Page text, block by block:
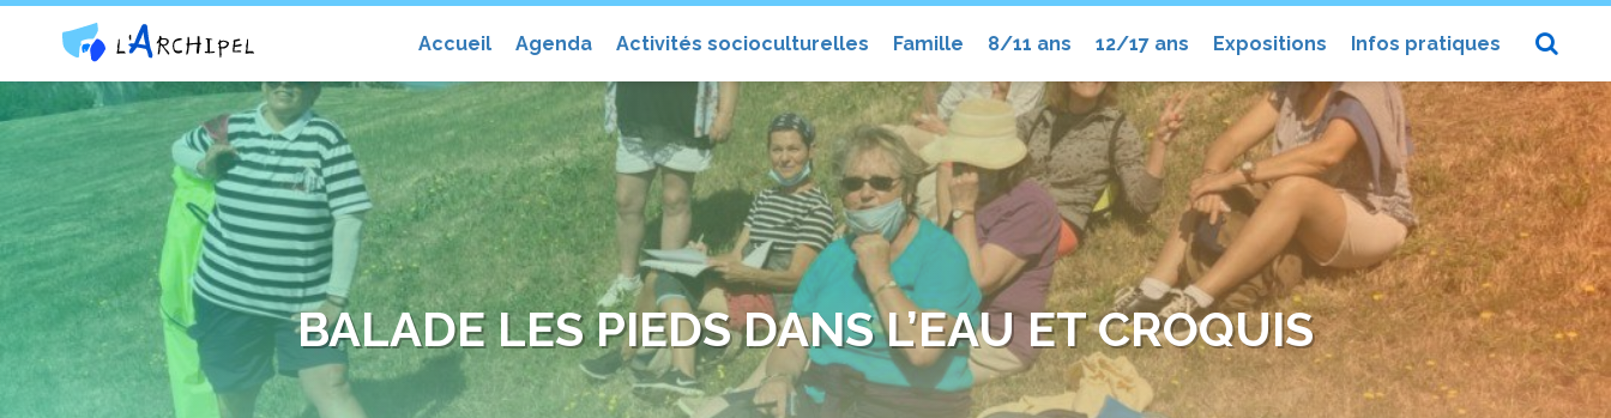
Accueil Agenda Activités socioculturelles Famille 8/11 ans 12/17 ans Expositions Infos pratiques
Centre social et culturel l'Archipel
BALADE LES PIEDS DANS L’EAU ET CROQUIS